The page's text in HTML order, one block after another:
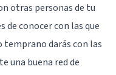
otras personas de tu
de conocer con las que
temprano darás con las
una buena red de